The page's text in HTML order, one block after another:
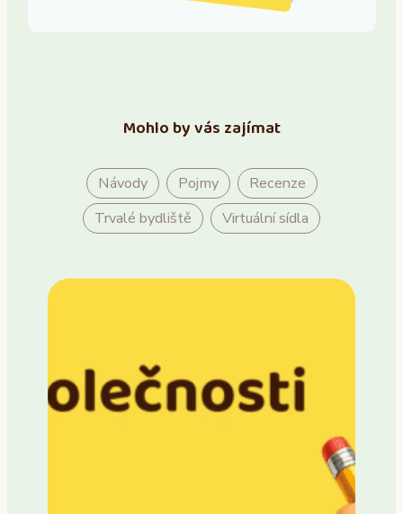
Mohlo by vás zajímat
Návody Pojmy
Recenze
Trvalé bydliště
Virtuální sídla